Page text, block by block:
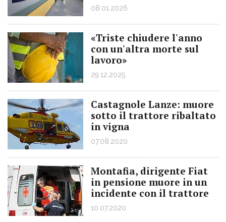
08.01.2026
«Triste chiudere l'anno
con un'altra morte sul
lavoro»
29.12.2025
Castagnole Lanze: muore
sotto il trattore ribaltato
in vigna
07.08.2020
Montafia, dirigente Fiat
in pensione muore in un
incidente con il trattore
10.07.2020